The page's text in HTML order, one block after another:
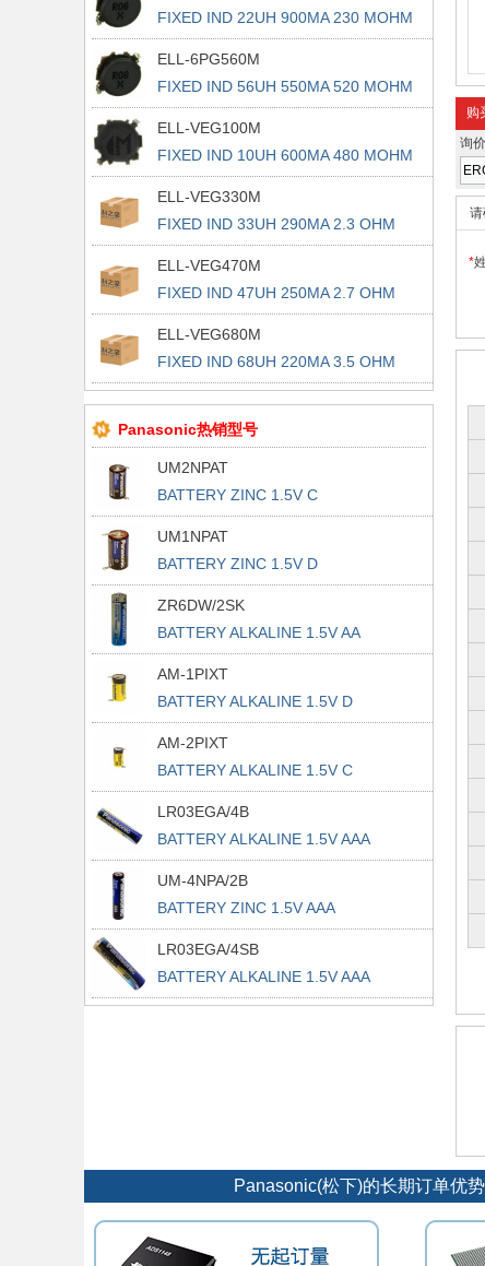
FIXED IND 22UH 900MA 230 MOHM
ELL-6PG560M
FIXED IND 56UH 550MA 520 MOHM
ELL-VEG100M
FIXED IND 10UH 600MA 480 MOHM
ELL-VEG330M
FIXED IND 33UH 290MA 2.3 OHM
SMD
ELL-VEG470M
FIXED IND 47UH 250MA 2.7 OHM
SMD
ELL-VEG680M
FIXED IND 68UH 220MA 3.5 OHM
SMD
Panasonic热销型号
UM2NPAT
BATTERY ZINC 1.5V C
UM1NPAT
BATTERY ZINC 1.5V D
ZR6DW/2SK
BATTERY ALKALINE 1.5V AA
AM-1PIXT
BATTERY ALKALINE 1.5V D
AM-2PIXT
BATTERY ALKALINE 1.5V C
LR03EGA/4B
BATTERY ALKALINE 1.5V AAA
UM-4NPA/2B
BATTERY ZINC 1.5V AAA
LR03EGA/4SB
BATTERY ALKALINE 1.5V AAA
购
询
*
Panasonic(松下)的长期订单优